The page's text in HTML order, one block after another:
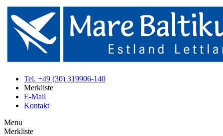
Tel. +49 (30) 319906-140
Merkliste
E-Mail
Kontakt
Menu
Merkliste